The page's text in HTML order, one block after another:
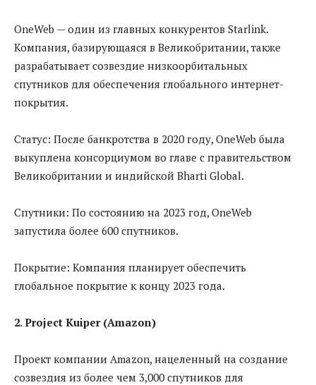
OneWeb — один из главных конкурентов Starlink.
Компания, базирующаяся в Великобритании, также
разрабатывает созвездие низкоорбитальных
спутников для обеспечения глобального интернет-
покрытия.
Статус: После банкротства в 2020 году, OneWeb была
выкуплена консорциумом во главе с правительством
Великобритании и индийской Bharti Global.
Спутники: По состоянию на 2023 год, OneWeb
запустила более 600 спутников.
Покрытие: Компания планирует обеспечить
глобальное покрытие к концу 2023 года.
2. Project Kuiper (Amazon)
Проект компании Amazon, нацеленный на создание
созвездия из более чем 3,000 спутников для